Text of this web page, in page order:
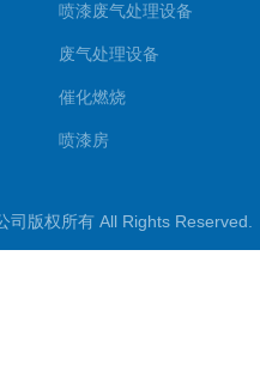
喷漆废气处理设备
废气处理设备
催化燃烧
喷漆房
司版权所有 All Rights